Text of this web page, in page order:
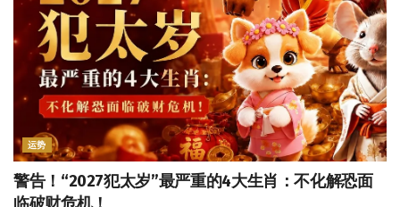
运势
警告！“2027犯太岁”最严重的4大生肖：不化解恐面
临破财危机！